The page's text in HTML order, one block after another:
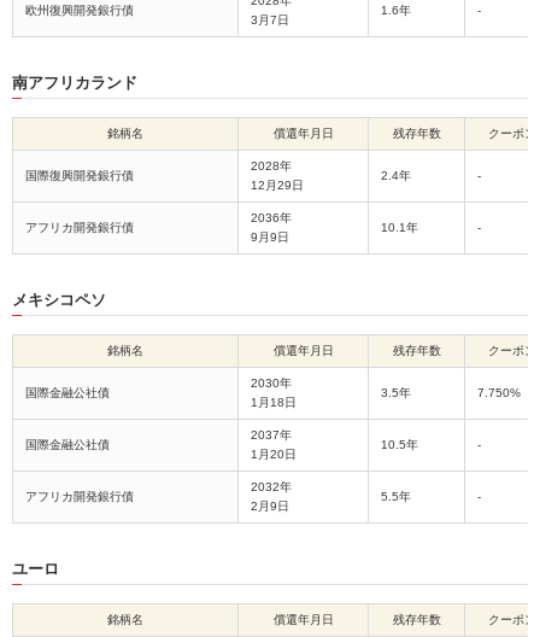
欧州復興開発銀行債
3月7日
1.6年 -
南アフリカランド
銘柄名 償還年月日 残存年数 クーポン
国際復興開発銀行債
2028年
12月29日
2.4年 -
アフリカ開発銀行債
2036年
9月9日
10.1年 -
メキシコペソ
銘柄名 償還年月日 残存年数 クーポン
国際金融公社債
2030年
1月18日
3.5年 7.750%
国際金融公社債
2037年
1月20日
10.5年 -
アフリカ開発銀行債
2032年
2月9日
5.5年 -
ユーロ
銘柄名 償還年月日 残存年数 クーポン